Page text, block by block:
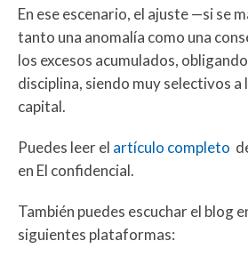
En ese escenario, el ajuste —si se
tanto una anomalía como una
los excesos acumulados,
disciplina, siendo muy selectivos a
capital.
Puedes leer el artículo completo
en El confidencial.
También puedes escuchar el blog
siguientes plataformas: